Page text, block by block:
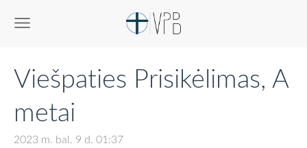
Viešpaties Prisikėlimas, A
metai
2023 m. bal. 9 d. 01:37